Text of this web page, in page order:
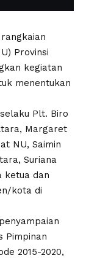
Provinsi
kegiatan
menentukan
Plt. Biro
Margaret
NU, Saimin
Suriana
ketua dan
kota di
Pimpinan
2015-2020,